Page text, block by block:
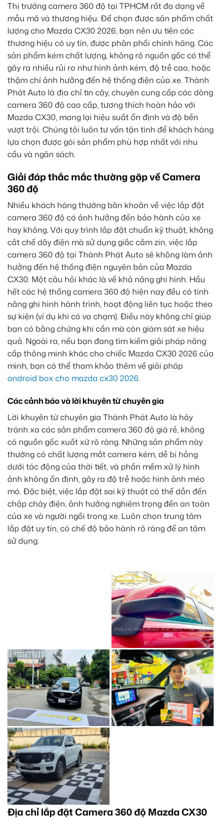
Thị trường camera 360 độ tại TPHCM rất đa dạng về
mẫu mã và thương hiệu. Để chọn được sản phẩm chất
lượng cho Mazda CX30 2026, bạn nên ưu tiên các
thương hiệu có uy tín, được phân phối chính hãng. Các
sản phẩm kém chất lượng, không rõ nguồn gốc có thể
gây ra nhiều rủi ro như hình ảnh kém, độ trễ cao, hoặc
thậm chí ảnh hưởng đến hệ thống điện của xe. Thành
Phát Auto là địa chỉ tin cậy, chuyên cung cấp các dòng
camera 360 độ cao cấp, tương thích hoàn hảo với
Mazda CX30, mang lại hiệu suất ổn định và độ bền
vượt trội. Chúng tôi luôn tư vấn tận tình để khách hàng
lựa chọn được gói sản phẩm phù hợp nhất với nhu
cầu và ngân sách.
Giải đáp thắc mắc thường gặp về Camera
360 độ
Nhiều khách hàng thường băn khoăn về việc lắp đặt
camera 360 độ có ảnh hưởng đến bảo hành của xe
hay không. Với quy trình lắp đặt chuẩn kỹ thuật, không
cắt chế dây điện mà sử dụng giắc cắm zin, việc lắp
camera 360 độ tại Thành Phát Auto sẽ không làm ảnh
hưởng đến hệ thống điện nguyên bản của Mazda
CX30. Một câu hỏi khác là về khả năng ghi hình. Hầu
hết các hệ thống camera 360 độ hiện nay đều có tính
năng ghi hình hành trình, hoạt động liên tục hoặc theo
sự kiện (ví dụ khi có va chạm). Điều này không chỉ giúp
bạn có bằng chứng khi cần mà còn giám sát xe hiệu
quả. Ngoài ra, nếu bạn đang tìm kiếm giải pháp nâng
cấp thông minh khác cho chiếc Mazda CX30 2026 của
mình, bạn có thể tham khảo thêm về giải pháp
android box cho mazda cx30 2026.
Các cảnh báo và lời khuyên từ chuyên gia
Lời khuyên từ chuyên gia Thành Phát Auto là hãy
tránh xa các sản phẩm camera 360 độ giá rẻ, không
có nguồn gốc xuất xứ rõ ràng. Những sản phẩm này
thường có chất lượng mắt camera kém, dễ bị hỏng
dưới tác động của thời tiết, và phần mềm xử lý hình
ảnh không ổn định, gây ra độ trễ hoặc hình ảnh méo
mó. Đặc biệt, việc lắp đặt sai kỹ thuật có thể dẫn đến
chập cháy điện, ảnh hưởng nghiêm trọng đến an toàn
của xe và người ngồi trong xe. Luôn chọn trung tâm
lắp đặt uy tín, có chế độ bảo hành rõ ràng để an tâm
sử dụng.
Địa chỉ lắp đặt Camera 360 độ Mazda CX30